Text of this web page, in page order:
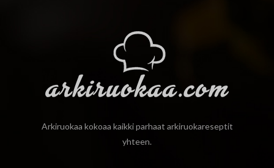
Arkiruokaa kokoaa kaikki parhaat arkiruokareseptit
yhteen.